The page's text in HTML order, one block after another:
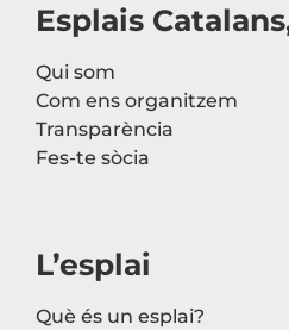
Esplais
Qui som
Com ens organitzem
Transparència
Fes-te sòcia
L’esplai
Què és un esplai?